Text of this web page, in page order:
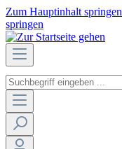
Zum Hauptinhalt springen
springen